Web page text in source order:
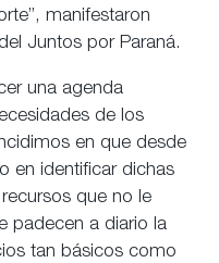
manifestaron
Juntos por Paraná.
una agenda
de los
en que desde
en identificar dichas
que no le
padecen a diario la
tan básicos como